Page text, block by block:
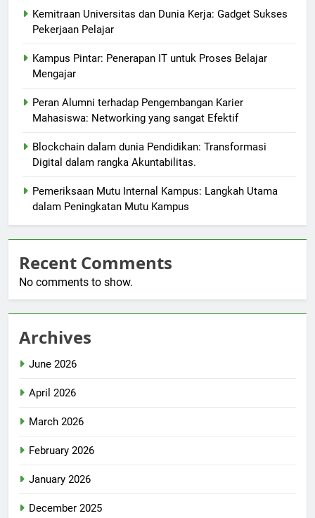
Kemitraan Universitas dan Dunia Kerja: Gadget Sukses
Pekerjaan Pelajar
Kampus Pintar: Penerapan IT untuk Proses Belajar
Mengajar
Peran Alumni terhadap Pengembangan Karier
Mahasiswa: Networking yang sangat Efektif
Blockchain dalam dunia Pendidikan: Transformasi
Digital dalam rangka Akuntabilitas.
Pemeriksaan Mutu Internal Kampus: Langkah Utama
dalam Peningkatan Mutu Kampus
Recent Comments
No comments to show.
Archives
June 2026
April 2026
March 2026
February 2026
January 2026
December 2025